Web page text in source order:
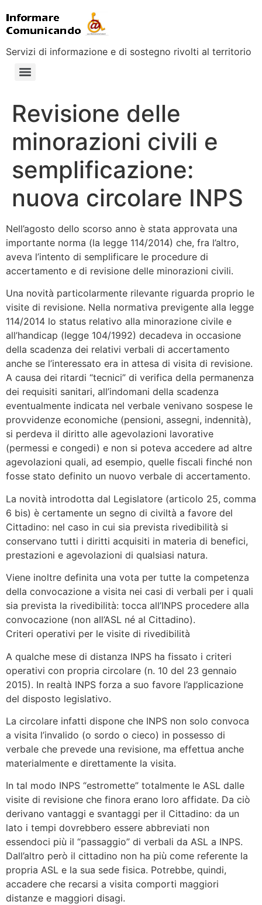
Servizi di informazione e di sostegno rivolti al territorio
Revisione delle
minorazioni civili e
semplificazione:
nuova circolare INPS
Nell’agosto dello scorso anno è stata approvata una
importante norma (la legge 114/2014) che, fra l’altro,
aveva l’intento di semplificare le procedure di
accertamento e di revisione delle minorazioni civili.
Una novità particolarmente rilevante riguarda proprio le
visite di revisione. Nella normativa previgente alla legge
114/2014 lo status relativo alla minorazione civile e
all’handicap (legge 104/1992) decadeva in occasione
della scadenza dei relativi verbali di accertamento
anche se l’interessato era in attesa di visita di revisione.
A causa dei ritardi “tecnici” di verifica della permanenza
dei requisiti sanitari, all’indomani della scadenza
eventualmente indicata nel verbale venivano sospese le
provvidenze economiche (pensioni, assegni, indennità),
si perdeva il diritto alle agevolazioni lavorative
(permessi e congedi) e non si poteva accedere ad altre
agevolazioni quali, ad esempio, quelle fiscali finché non
fosse stato definito un nuovo verbale di accertamento.
La novità introdotta dal Legislatore (articolo 25, comma
6 bis) è certamente un segno di civiltà a favore del
Cittadino: nel caso in cui sia prevista rivedibilità si
conservano tutti i diritti acquisiti in materia di benefici,
prestazioni e agevolazioni di qualsiasi natura.
Viene inoltre definita una vota per tutte la competenza
della convocazione a visita nei casi di verbali per i quali
sia prevista la rivedibilità: tocca all’INPS procedere alla
convocazione (non all’ASL né al Cittadino).
Criteri operativi per le visite di rivedibilità
A qualche mese di distanza INPS ha fissato i criteri
operativi con propria circolare (n. 10 del 23 gennaio
2015). In realtà INPS forza a suo favore l’applicazione
del disposto legislativo.
La circolare infatti dispone che INPS non solo convoca
a visita l’invalido (o sordo o cieco) in possesso di
verbale che prevede una revisione, ma effettua anche
materialmente e direttamente la visita.
In tal modo INPS “estromette” totalmente le ASL dalle
visite di revisione che finora erano loro affidate. Da ciò
derivano vantaggi e svantaggi per il Cittadino: da un
lato i tempi dovrebbero essere abbreviati non
essendoci più il “passaggio” di verbali da ASL a INPS.
Dall’altro però il cittadino non ha più come referente la
propria ASL e la sua sede fisica. Potrebbe, quindi,
accadere che recarsi a visita comporti maggiori
distanze e maggiori disagi.